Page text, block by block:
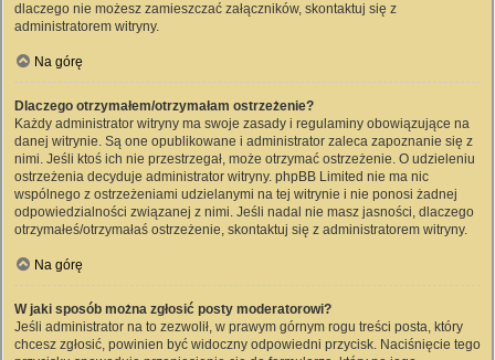
dlaczego nie możesz zamieszczać załączników, skontaktuj się z
administratorem witryny.
Na górę
Dlaczego otrzymałem/otrzymałam ostrzeżenie?
Każdy administrator witryny ma swoje zasady i regulaminy obowiązujące na
danej witrynie. Są one opublikowane i administrator zaleca zapoznanie się z
nimi. Jeśli ktoś ich nie przestrzegał, może otrzymać ostrzeżenie. O udzieleniu
ostrzeżenia decyduje administrator witryny. phpBB Limited nie ma nic
wspólnego z ostrzeżeniami udzielanymi na tej witrynie i nie ponosi żadnej
odpowiedzialności związanej z nimi. Jeśli nadal nie masz jasności, dlaczego
otrzymałeś/otrzymałaś ostrzeżenie, skontaktuj się z administratorem witryny.
Na górę
W jaki sposób można zgłosić posty moderatorowi?
Jeśli administrator na to zezwolił, w prawym górnym rogu treści posta, który
chcesz zgłosić, powinien być widoczny odpowiedni przycisk. Naciśnięcie tego